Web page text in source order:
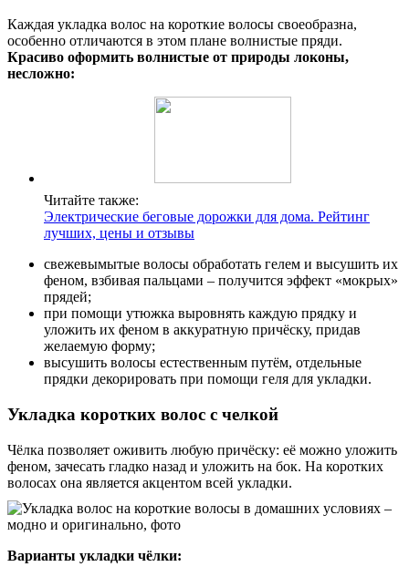
Каждая укладка волос на короткие волосы своеобразна,
особенно отличаются в этом плане волнистые пряди.
Красиво оформить волнистые от природы локоны,
несложно:
Читайте также:
Электрические беговые дорожки для дома. Рейтинг
лучших, цены и отзывы
свежевымытые волосы обработать гелем и высушить их
феном, взбивая пальцами – получится эффект «мокрых»
прядей;
при помощи утюжка выровнять каждую прядку и
уложить их феном в аккуратную причёску, придав
желаемую форму;
высушить волосы естественным путём, отдельные
прядки декорировать при помощи геля для укладки.
Укладка коротких волос с челкой
Чёлка позволяет оживить любую причёску: её можно уложить
феном, зачесать гладко назад и уложить на бок. На коротких
волосах она является акцентом всей укладки.
Варианты укладки чёлки: